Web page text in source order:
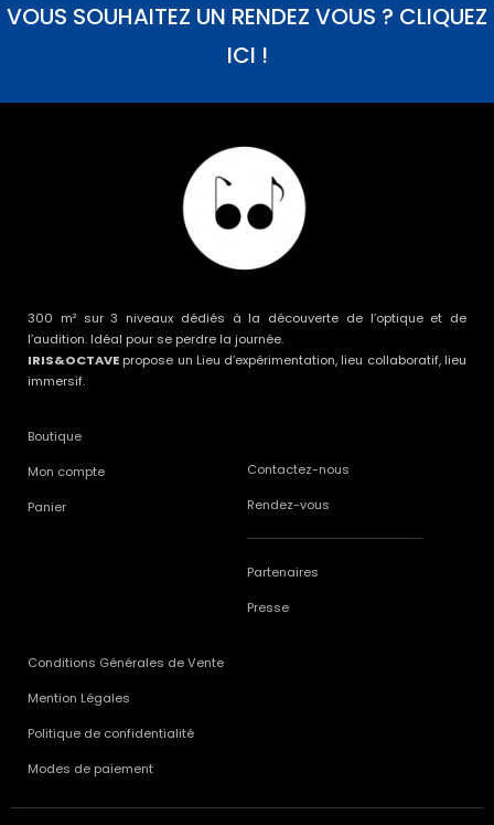
VOUS SOUHAITEZ UN RENDEZ VOUS ? CLIQUEZ
ICI !
300 m² sur 3 niveaux dédiés à la découverte de l’optique et de
l’audition. Idéal pour se perdre la journée.
IRIS&OCTAVE propose un Lieu d’expérimentation, lieu collaboratif, lieu
immersif.
Boutique
Mon compte
Panier
Contactez-nous
Rendez-vous
Partenaires
Presse
Conditions Générales de Vente
Mention Légales
Politique de confidentialité
Modes de paiement